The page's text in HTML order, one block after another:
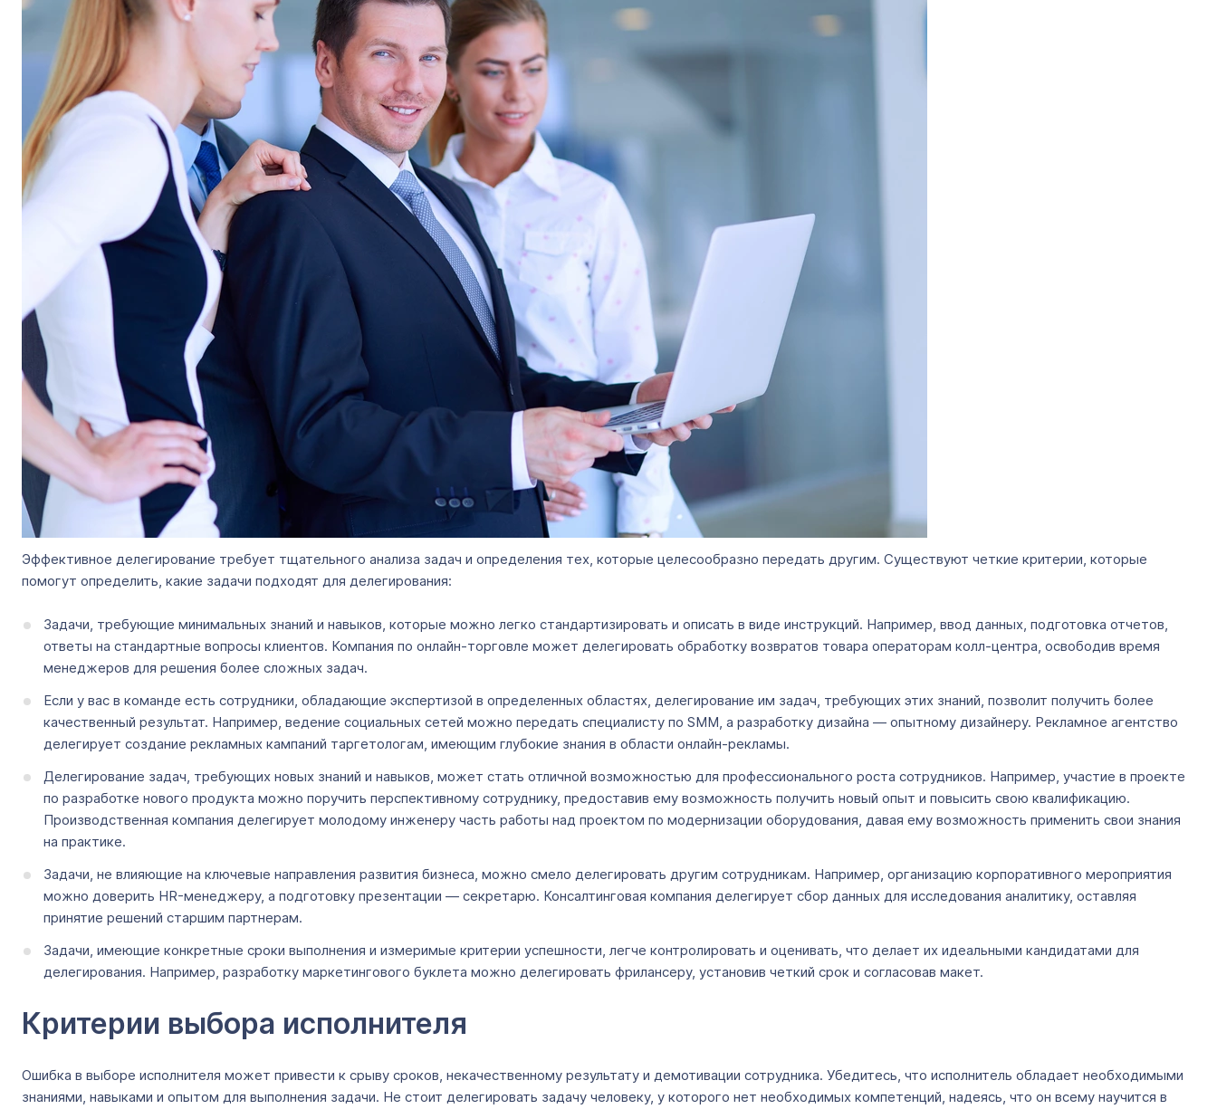
Эффективное делегирование требует тщательного анализа задач и определения тех, которые целесообразно передать другим. Существуют четкие критерии, которые
помогут определить, какие задачи подходят для делегирования:
Задачи, требующие минимальных знаний и навыков, которые можно легко стандартизировать и описать в виде инструкций. Например, ввод данных, подготовка отчетов,
ответы на стандартные вопросы клиентов. Компания по онлайн-торговле может делегировать обработку возвратов товара операторам колл-центра, освободив время
менеджеров для решения более сложных задач.
Если у вас в команде есть сотрудники, обладающие экспертизой в определенных областях, делегирование им задач, требующих этих знаний, позволит получить более
качественный результат. Например, ведение социальных сетей можно передать специалисту по SMM, а разработку дизайна — опытному дизайнеру. Рекламное агентство
делегирует создание рекламных кампаний таргетологам, имеющим глубокие знания в области онлайн-рекламы.
Делегирование задач, требующих новых знаний и навыков, может стать отличной возможностью для профессионального роста сотрудников. Например, участие в проекте
по разработке нового продукта можно поручить перспективному сотруднику, предоставив ему возможность получить новый опыт и повысить свою квалификацию.
Производственная компания делегирует молодому инженеру часть работы над проектом по модернизации оборудования, давая ему возможность применить свои знания
на практике.
Задачи, не влияющие на ключевые направления развития бизнеса, можно смело делегировать другим сотрудникам. Например, организацию корпоративного мероприятия
можно доверить HR-менеджеру, а подготовку презентации — секретарю. Консалтинговая компания делегирует сбор данных для исследования аналитику, оставляя
принятие решений старшим партнерам.
Задачи, имеющие конкретные сроки выполнения и измеримые критерии успешности, легче контролировать и оценивать, что делает их идеальными кандидатами для
делегирования. Например, разработку маркетингового буклета можно делегировать фрилансеру, установив четкий срок и согласовав макет.
Критерии выбора исполнителя
Ошибка в выборе исполнителя может привести к срыву сроков, некачественному результату и демотивации сотрудника. Убедитесь, что исполнитель обладает необходимыми
знаниями, навыками и опытом для выполнения задачи. Не стоит делегировать задачу человеку, у которого нет необходимых компетенций, надеясь, что он всему научится в